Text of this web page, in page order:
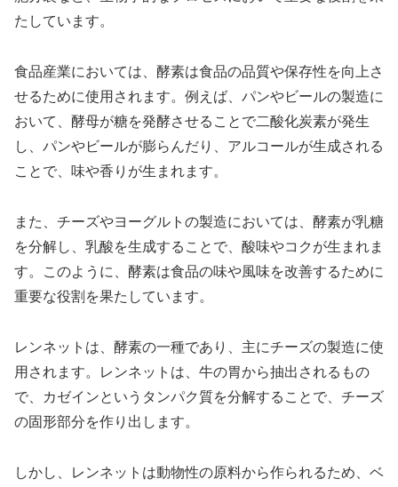
たしています。
食品産業においては、酵素は食品の品質や保存性を向上さ
せるために使用されます。例えば、パンやビールの製造に
おいて、酵母が糖を発酵させることで二酸化炭素が発生
し、パンやビールが膨らんだり、アルコールが生成される
ことで、味や香りが生まれます。
また、チーズやヨーグルトの製造においては、酵素が乳糖
を分解し、乳酸を生成することで、酸味やコクが生まれま
す。このように、酵素は食品の味や風味を改善するために
重要な役割を果たしています。
レンネットは、酵素の一種であり、主にチーズの製造に使
用されます。レンネットは、牛の胃から抽出されるもの
で、カゼインというタンパク質を分解することで、チーズ
の固形部分を作り出します。
しかし、レンネットは動物性の原料から作られるため、ベ